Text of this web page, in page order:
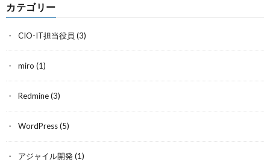
カテゴリー
CIO-IT担当役員 (3)
miro (1)
Redmine(3)
WordPress(5)
アジャイル開発(1)